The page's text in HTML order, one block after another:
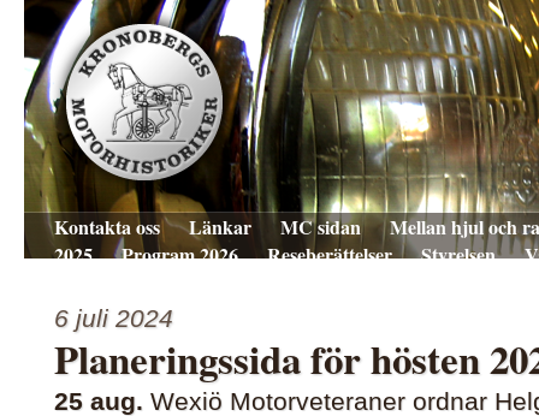
Kontakta oss Länkar MC sidan
Mellan hjul och
2025
Program 2026 Reseberättelser Styrelsen
6 juli 2024
Planeringssida för hösten
25 aug. Wexiö Motorveteraner ordnar